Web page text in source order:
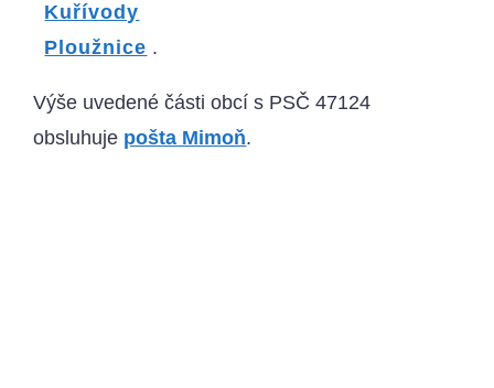
Kuřívody
Ploužnice .
Výše uvedené části obcí s PSČ 47124
obsluhuje pošta Mimoň.